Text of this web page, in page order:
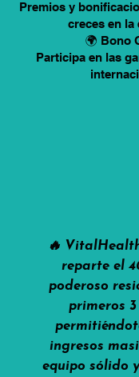
Premios y
creces en la
🌍 Bono
Participa en las
🔥
reparte el
poderoso
primeros 3
ingresos
equipo sólido